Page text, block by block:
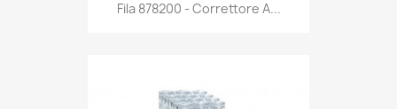
Anteprima
Fila 878200 - Correttore A...